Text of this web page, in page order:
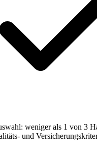
weniger als 1 von 3
und